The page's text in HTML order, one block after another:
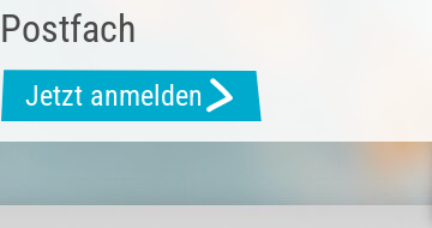
Postfach
Jetzt anmelden